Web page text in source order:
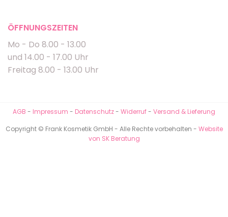
ÖFFNUNGSZEITEN
Mo - Do 8.00 - 13.00
und 14.00 - 17.00 Uhr
Freitag 8.00 - 13.00 Uhr
AGB - Impressum - Datenschutz- Widerruf- Versand & Lieferung
Copyright © Frank Kosmetik GmbH - Alle Rechte vorbehalten - Website
von SK Beratung